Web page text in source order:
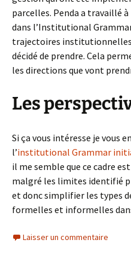
parcelles. Penda a travaillé
dans l’Institutional
trajectoires institutionnelles
décidé de prendre. Cela
les directions que vont
Les
Si ça vous intéresse je vous
l’institutional Grammar
il me semble que ce cadre
malgré les limites identifié
et donc simplifier les types
formelles et informelles
Laisser un commentaire